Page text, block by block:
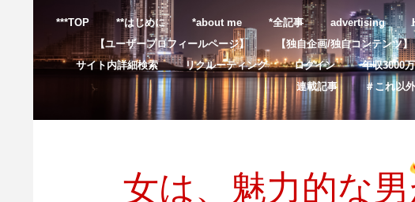
***TOP **はじめに *about me *全記事 advertising
【ユーザープロフィールページ】
【独自企画/独自コンテンツ】
サイト内詳細検索
リクルーティング ログイン 年収3000
連載記事
＃これ以
女は、魅力的な